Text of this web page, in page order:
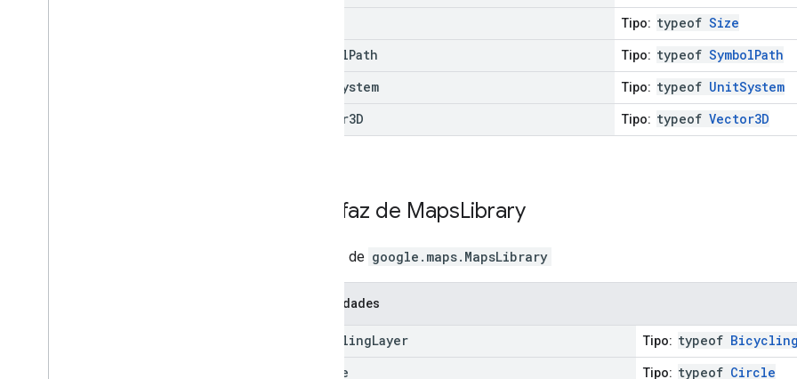
Tipo: typeof Size
SymbolPath Tipo: typeof SymbolPath
System Tipo: typeof UnitSystem
Vector3D
Tipo: typeof Vector3D
Interfaz de MapsLibrary
Interfaz de google.maps. MapsLibrary
Propiedades
BicyclingLayer Tipo: typeof
Circle
Tipo: typeof Circle